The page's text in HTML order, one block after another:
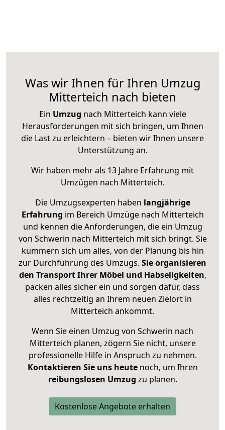
Was wir Ihnen für Ihren Umzug
Mitterteich nach bieten
Ein Umzug nach Mitterteich kann viele
Herausforderungen mit sich bringen, um Ihnen
die Last zu erleichtern – bieten wir Ihnen unsere
Unterstützung an.
Wir haben mehr als 13 Jahre Erfahrung mit
Umzügen nach Mitterteich.
Die Umzugsexperten haben langjährige
Erfahrung im Bereich Umzüge nach Mitterteich
und kennen die Anforderungen, die ein Umzug
von Schwerin nach Mitterteich mit sich bringt. Sie
kümmern sich um alles, von der Planung bis hin
zur Durchführung des Umzugs. Sie organisieren
den Transport Ihrer Möbel und Habseligkeiten,
packen alles sicher ein und sorgen dafür, dass
alles rechtzeitig an Ihrem neuen Zielort in
Mitterteich ankommt.
Wenn Sie einen Umzug von Schwerin nach
Mitterteich planen, zögern Sie nicht, unsere
professionelle Hilfe in Anspruch zu nehmen.
Kontaktieren Sie uns heutenoch, um Ihren
reibungslosen Umzug zu planen.
Kostenlose Angebote erhalten